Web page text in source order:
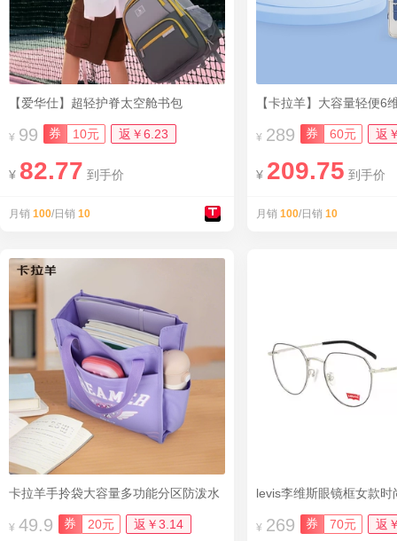
【爱华仕】超轻护脊太空舱书包
¥ 99 券 10元 返￥6.23
¥ 82.77 到手价
月销 100/日销 10
¥ 289 券 60元 返
¥ 209.75 到手价
月销 100/日销 10
卡拉羊手拎袋大容量多功能分区防泼水
¥ 49.9 券 20元 返￥3.14 ¥ 269 券 70元 返